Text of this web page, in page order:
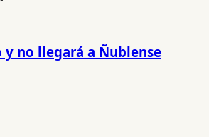
no llegará a Ñublense